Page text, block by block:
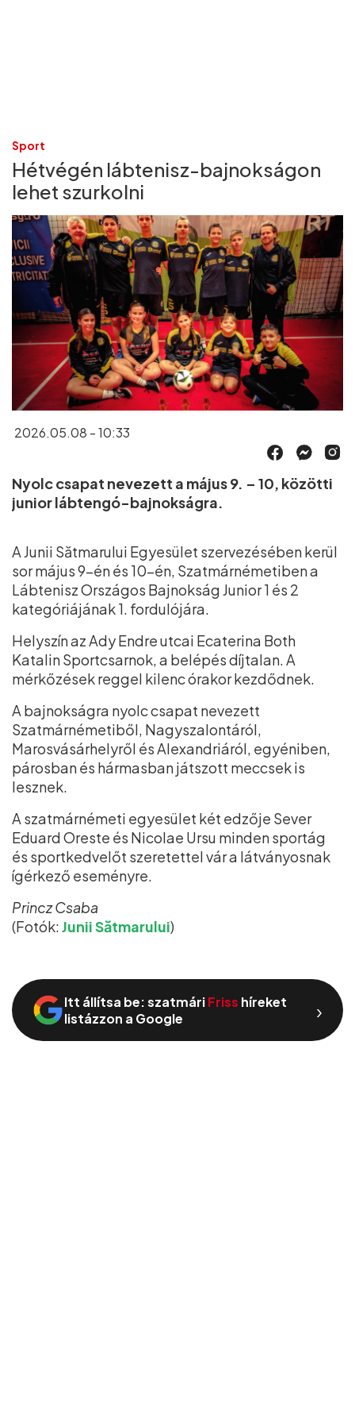
Sport
Hétvégén lábtenisz-bajnokságon
lehet szurkolni
2026.05.08 - 10:33
Nyolc csapat nevezett a május 9. – 10, közötti
junior lábtengó-bajnokságra.
A Junii Sătmarului Egyesület szervezésében kerül
sor május 9-én és 10-én, Szatmárnémetiben a
Lábtenisz Országos Bajnokság Junior 1 és 2
kategóriájának 1. fordulójára.
Helyszín az Ady Endre utcai Ecaterina Both
Katalin Sportcsarnok, a belépés díjtalan. A
mérkőzések reggel kilenc órakor kezdődnek.
A bajnokságra nyolc csapat nevezett
Szatmárnémetiből, Nagyszalontáról,
Marosvásárhelyről és Alexandriáról, egyéniben,
párosban és hármasban játszott meccsek is
lesznek.
A szatmárnémeti egyesület két edzője Sever
Eduard Oreste és Nicolae Ursu minden sportág
és sportkedvelőt szeretettel vár a látványosnak
ígérkező eseményre.
Princz Csaba
(Fotók:Junii Sătmarului)
Itt állítsa be: szatmáriFriss híreket
listázzon a Google
›